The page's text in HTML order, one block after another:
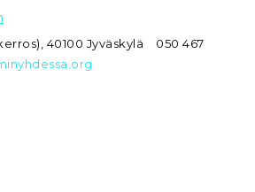
40100 Jyväskylä
050 467